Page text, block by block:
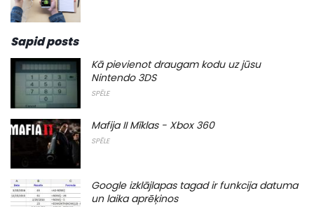
Sapid posts
Kā pievienot draugam kodu uz jūsu
Nintendo 3DS
SPĒLE
Mafija II Mīklas - Xbox 360
SPĒLE
Google izklājlapas tagad ir funkcija datuma
un laika aprēķinos